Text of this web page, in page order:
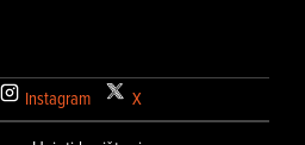
Instagram X